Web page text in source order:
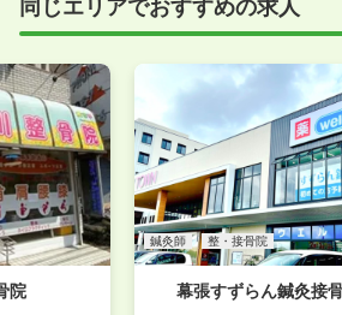
付けください！
院
鍼灸師 整・接骨院
幕張すずらん鍼灸接